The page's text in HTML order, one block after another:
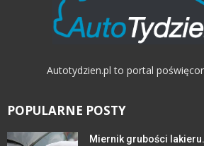
Autotydzien.pl to portal
POPULARNE POSTY
Miernik grubości